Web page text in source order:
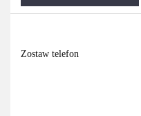
Zostaw telefon